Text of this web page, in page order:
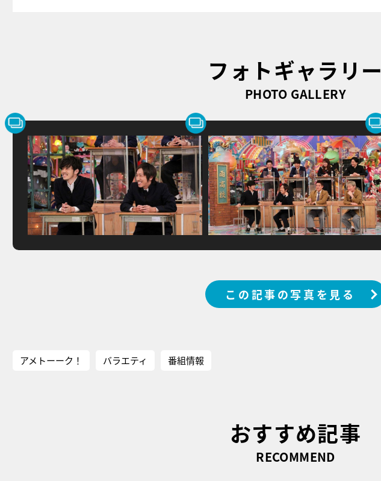
フォトギャラリー
PHOTO GALLERY
この記事の写真を見る
アメトーーク！ バラエティ 番組情報
おすすめ記事
RECOMMEND